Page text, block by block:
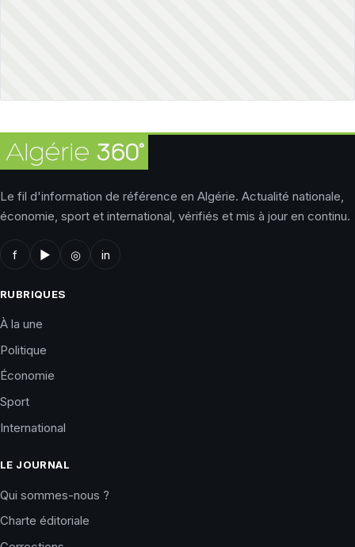
Le fil d'information de référence en Algérie. Actualité nationale,
économie, sport et international, vérifiés et mis à jour en continu.
f ▶ ◎ in
RUBRIQUES
À la une
Politique
Économie
Sport
International
LE JOURNAL
Qui sommes-nous ?
Charte éditoriale